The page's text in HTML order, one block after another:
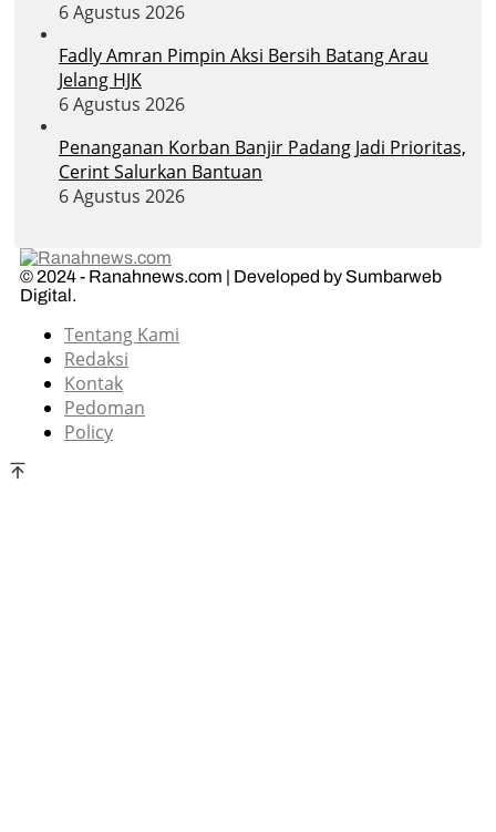
6 Agustus 2026
Fadly Amran Pimpin Aksi Bersih Batang Arau
Jelang HJK
6 Agustus 2026
Penanganan Korban Banjir Padang Jadi Prioritas,
Cerint Salurkan Bantuan
6 Agustus 2026
© 2024 - Ranahnews.com | Developed by Sumbarweb
Digital.
Tentang Kami
Redaksi
Kontak
Pedoman
Policy